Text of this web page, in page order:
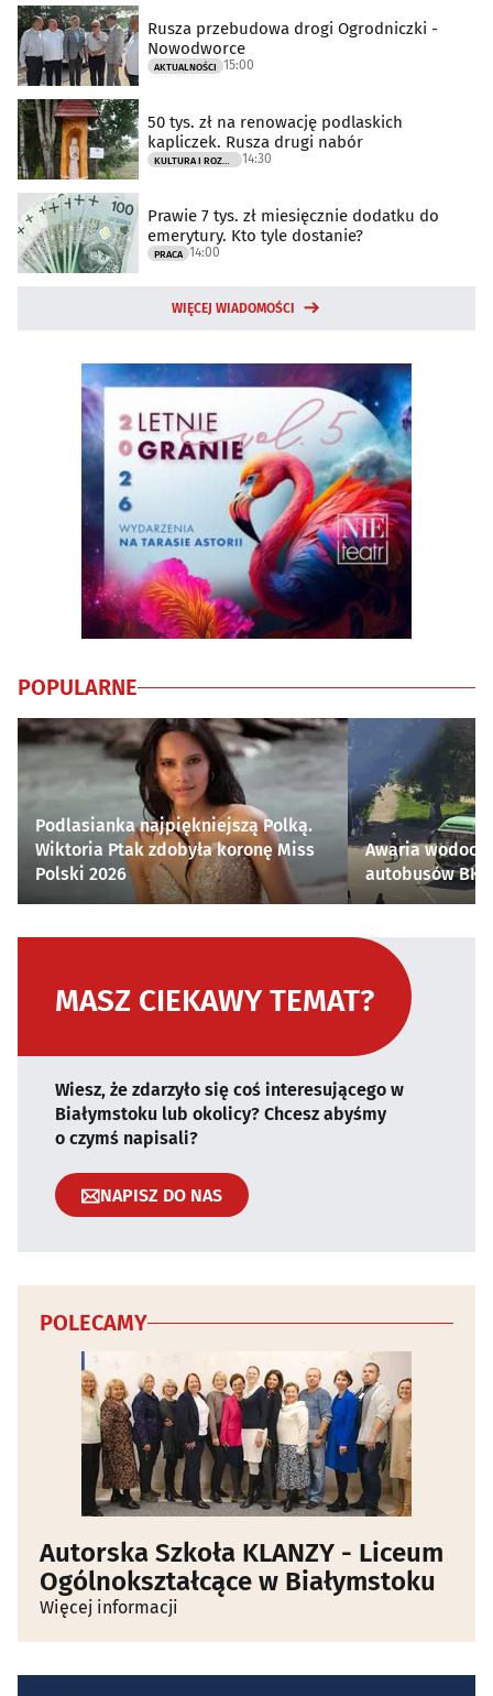
Rusza przebudowa drogi Ogrodniczki -
Nowodworce
AKTUALNOŚCI 15:00
50 tys. zł na renowację podlaskich
kapliczek. Rusza drugi nabór
14:30
Prawie 7 tys. zł miesięcznie dodatku do
emerytury. Kto tyle dostanie?
PRACA 14:00
WIĘCEJ WIADOMOŚCI
POPULARNE
Podlasianka najpiękniejszą Polką.
Wiktoria Ptak zdobyła koronę Miss
Polski 2026
Awaria
autobusów
MASZ CIEKAWY TEMAT?
Wiesz, że zdarzyło się coś interesującego w
Białymstoku lub okolicy? Chcesz abyśmy
o czymś napisali?
NAPISZ DO NAS
POLECAMY
Autorska Szkoła KLANZY - Liceum
Ogólnokształcące w Białymstoku
Więcej informacji